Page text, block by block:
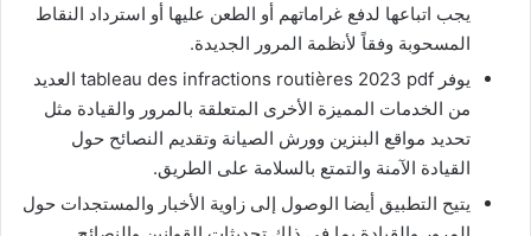
يجب اتباعها لدفع غراماتهم أو الطعن عليها أو استرداد النقاط
المسحوبة وفقاً لأنظمة المرور الجديدة.
يوفر tableau des
infractions routières 2023
pdf العديد
من الخدمات المميزة الأخرى المتعلقة بالمرور والقيادة مثل
تحديد مواقع البنزين وورش الصيانة وتقديم النصائح حول
القيادة الآمنة والتمتع بالسلامة على الطريق.
يتيح التطبيق أيضا الوصول إلى زاوية الأخبار والمستجدات حول